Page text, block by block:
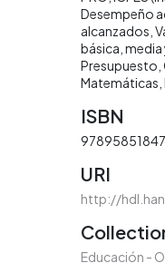
Desempeño
alcanzados
básica,
Presupuesto
Matemáticas
ISBN
URI
http://
Educación -